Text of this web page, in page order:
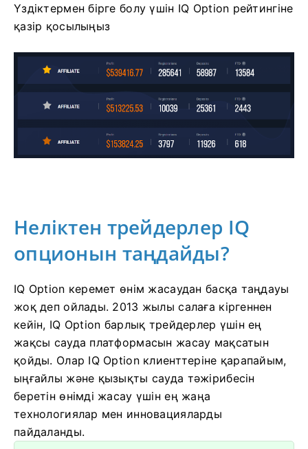
Үздіктермен бірге болу үшін IQ Option рейтингіне
қазір қосылыңыз
Неліктен трейдерлер IQ
опционын таңдайды?
IQ Option керемет өнім жасаудан басқа таңдауы
жоқ деп ойлады. 2013 жылы салаға кіргеннен
кейін, IQ Option барлық трейдерлер үшін ең
жақсы сауда платформасын жасау мақсатын
қойды. Олар IQ Option клиенттеріне қарапайым,
ыңғайлы және қызықты сауда тәжірибесін
беретін өнімді жасау үшін ең жаңа
технологиялар мен инновацияларды
пайдаланды.